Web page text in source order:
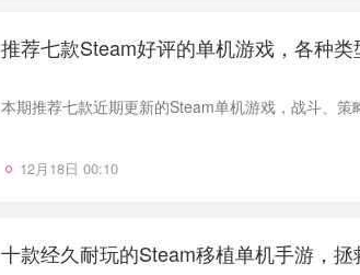
推荐七款Steam好评的单机游戏，各种类
12月18日 00:10
十款经久耐玩的Steam移植单机手游，拯